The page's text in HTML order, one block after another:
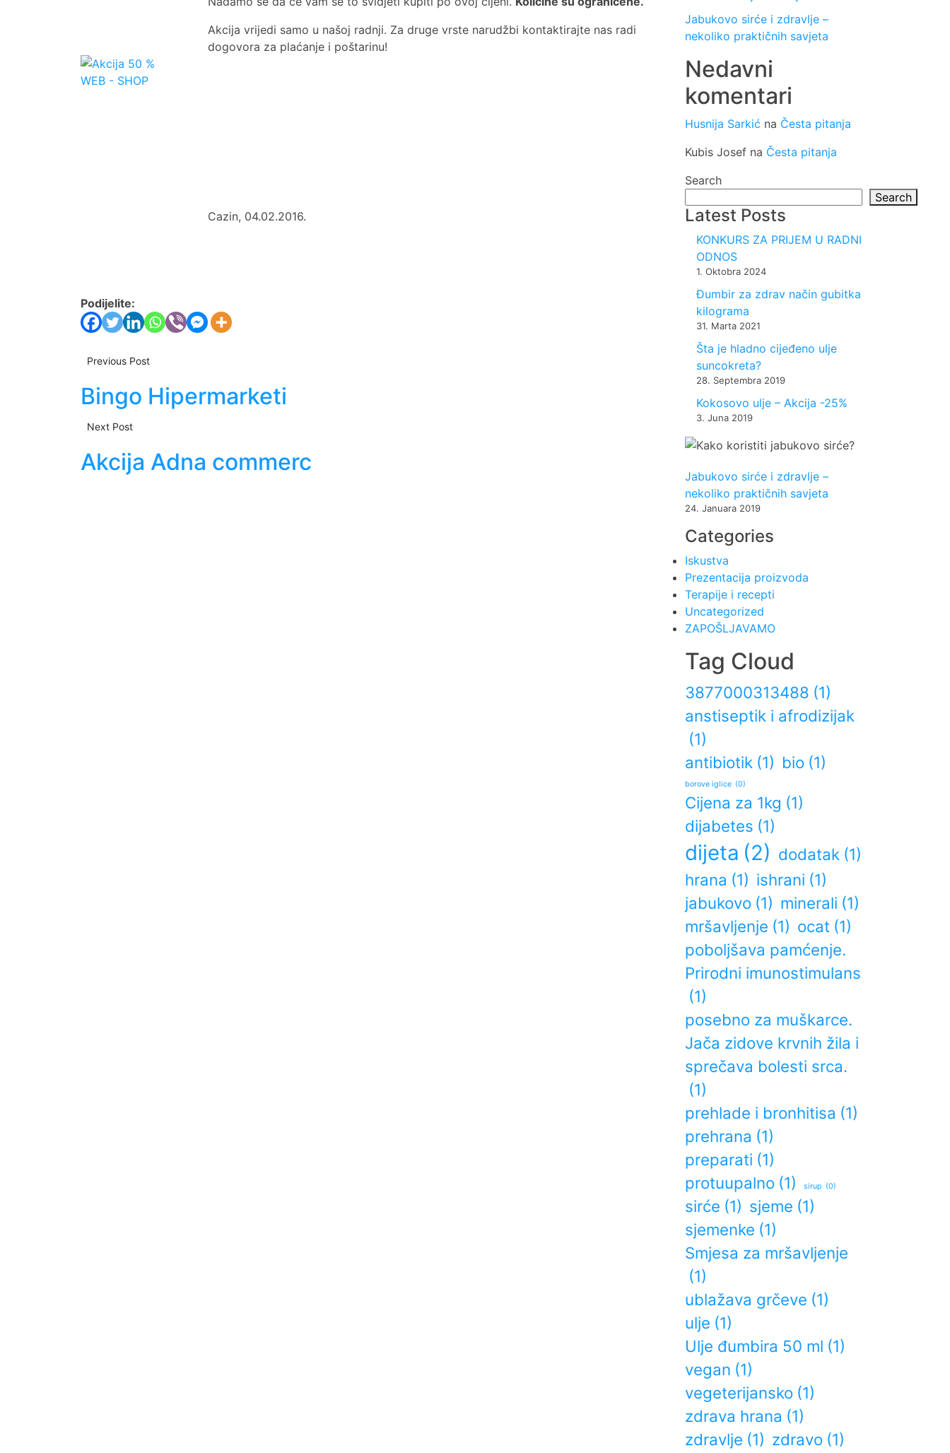
Akcija vrijedi samo u našoj radnji. Za druge vrste narudžbi kontaktirajte nas radi
dogovora za plaćanje i poštarinu!
Cazin, 04.02.2016.
Podijelite:
Previous Post
Bingo Hipermarketi
Next Post
Akcija Adna commerc
Jabukovo sirće i zdravlje –
nekoliko praktičnih savjeta
Nedavni
komentari
Husnija Sarkić na Česta pitanja
Kubis Josef na Česta pitanja
Search
Search
Latest Posts
KONKURS ZA PRIJEM U RADNI
ODNOS
1. Oktobra 2024
Đumbir za zdrav način gubitka
kilograma
31. Marta 2021
Šta je hladno cijeđeno ulje
suncokreta?
28. Septembra 2019
Kokosovo ulje – Akcija -25%
3. Juna 2019
Jabukovo sirće i zdravlje –
nekoliko praktičnih savjeta
24. Januara 2019
Categories
Iskustva
Prezentacija proizvoda
Terapije i recepti
Uncategorized
ZAPOŠLJAVAMO
Tag Cloud
3877000313488 (1)
anstiseptik i afrodizijak
(1)
antibiotik (1) bio (1)
borove iglice (0)
Cijena za 1kg (1)
dijabetes (1)
dijeta (2) dodatak (1)
hrana (1) ishrani (1)
jabukovo (1) minerali (1)
mršavljenje (1) ocat (1)
poboljšava pamćenje.
Prirodni imunostimulans
(1)
posebno za muškarce.
Jača zidove krvnih žila i
sprečava bolesti srca.
(1)
prehlade i bronhitisa (1)
prehrana (1)
preparati (1)
protuupalno (1) sirup (0)
sirće (1) sjeme (1)
sjemenke (1)
Smjesa za mršavljenje
(1)
ublažava grčeve (1)
ulje (1)
Ulje đumbira 50 ml (1)
vegan (1)
vegeterijansko (1)
zdrava hrana (1)
zdravlje (1) zdravo (1)